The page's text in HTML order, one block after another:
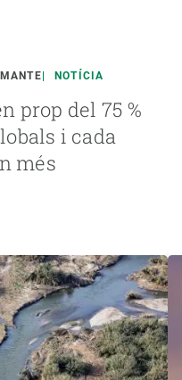
NOTÍCIA
prop del 75 %
i cada
més